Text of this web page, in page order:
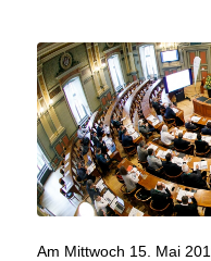
Am Mittwoch 15. Mai